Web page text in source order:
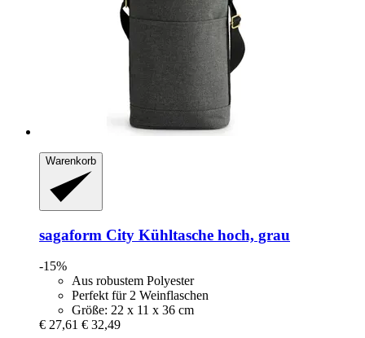
Warenkorb
sagaform City Kühltasche hoch, grau
-15%
Aus robustem Polyester
Perfekt für 2 Weinflaschen
Größe: 22 x 11 x 36 cm
€ 27,61 € 32,49